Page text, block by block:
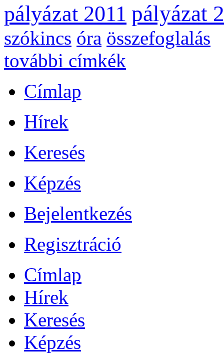
pályázat 2011 pályázat
szókincs óra összefoglalás
további címkék
Címlap
Hírek
Keresés
Képzés
Bejelentkezés
Regisztráció
Címlap
Hírek
Keresés
Képzés